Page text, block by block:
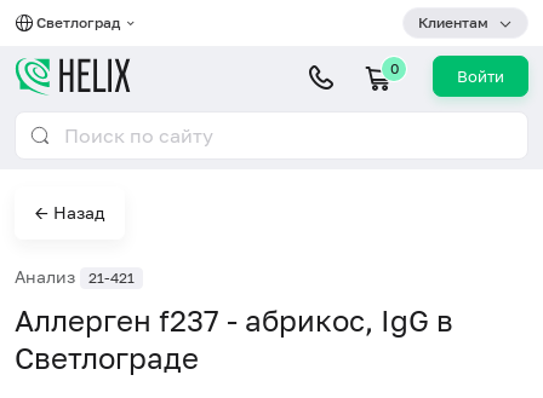
Светлоград Клиентам
0 Войти
← Назад
Анализ 21-421
Аллерген f237 - абрикос, IgG в
Светлограде